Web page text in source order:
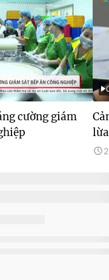
cường giám